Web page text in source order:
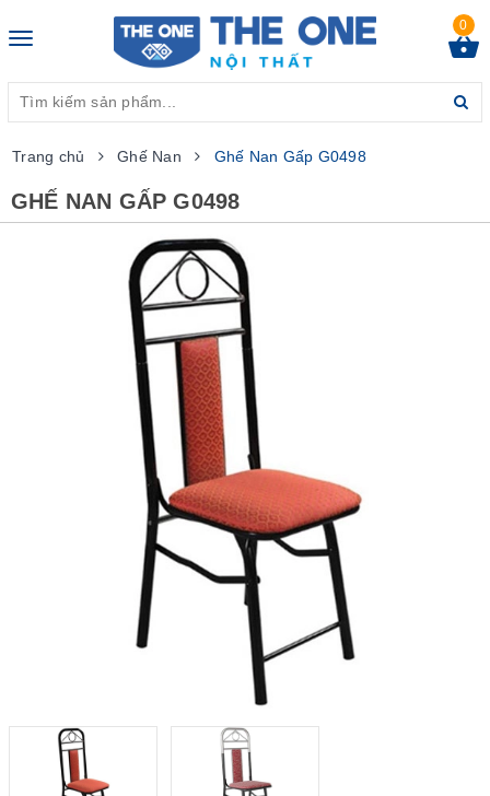
Toggle
0
Trang chủ Ghế Nan Ghế Nan Gấp G0498
GHẾ NAN GẤP G0498